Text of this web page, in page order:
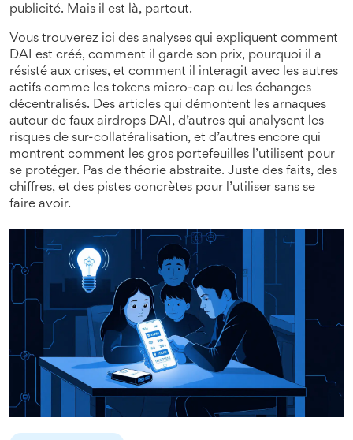
publicité. Mais il est là, partout.
Vous trouverez ici des analyses qui expliquent comment
DAI est créé, comment il garde son prix, pourquoi il a
résisté aux crises, et comment il interagit avec les autres
actifs comme les tokens micro-cap ou les échanges
décentralisés. Des articles qui démontent les arnaques
autour de faux airdrops DAI, d’autres qui analysent les
risques de sur-collatéralisation, et d’autres encore qui
montrent comment les gros portefeuilles l’utilisent pour
se protéger. Pas de théorie abstraite. Juste des faits, des
chiffres, et des pistes concrètes pour l’utiliser sans se
faire avoir.